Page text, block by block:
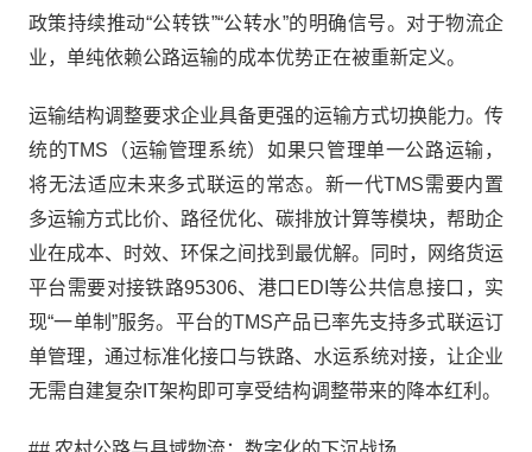
政策持续推动“公转铁”“公转水”的明确信号。对于物流企
业，单纯依赖公路运输的成本优势正在被重新定义。
运输结构调整要求企业具备更强的运输方式切换能力。传
统的TMS（运输管理系统）如果只管理单一公路运输，
将无法适应未来多式联运的常态。新一代TMS需要内置
多运输方式比价、路径优化、碳排放计算等模块，帮助企
业在成本、时效、环保之间找到最优解。同时，网络货运
平台需要对接铁路95306、港口EDI等公共信息接口，实
现“一单制”服务。平台的TMS产品已率先支持多式联运订
单管理，通过标准化接口与铁路、水运系统对接，让企业
无需自建复杂IT架构即可享受结构调整带来的降本红利。